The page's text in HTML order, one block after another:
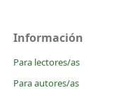
Información
Para lectores/as
Para autores/as